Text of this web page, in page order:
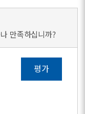
만족하십니까?
평가